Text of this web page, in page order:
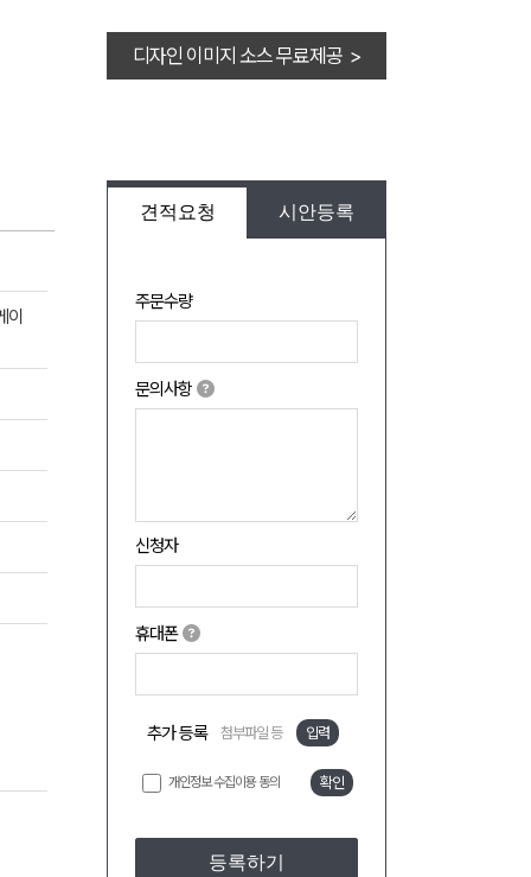
디자인 이미지 소스 무료제공 >
견적요청 시안등록
주문수량
문의사항
신청자
휴대폰
추가 등록 첨부파일 등 입력
개인정보 수집이용 동의 확인
등록하기
이